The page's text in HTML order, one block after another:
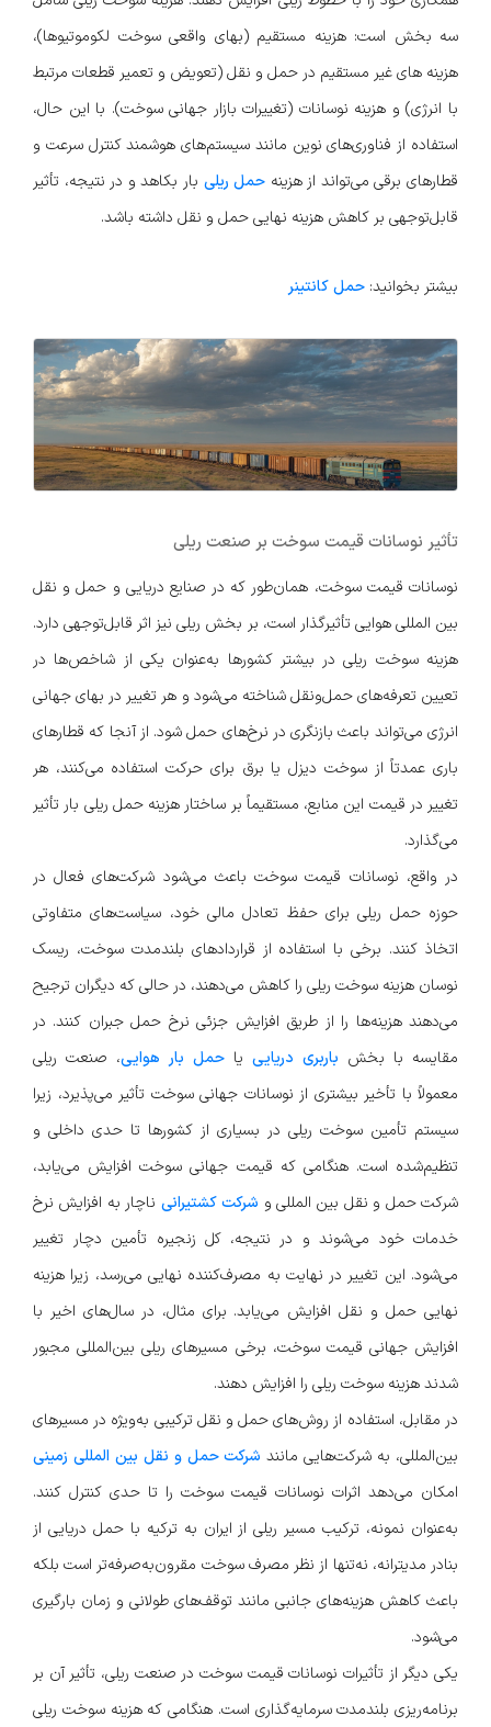
سه بخش است: هزینه مستقیم (بهای واقعی سوخت لکوموتیوها)،
هزینه های غیر مستقیم در حمل و نقل (تعویض و تعمیر قطعات مرتبط
با انرژی) و هزینه نوسانات (تغییرات بازار جهانی سوخت). با این حال،
استفاده از فناوری‌های نوین مانند سیستم‌های هوشمند کنترل سرعت و
قطارهای برقی می‌تواند از هزینه حمل ریلی بار بکاهد و در نتیجه، تأثیر
قابل‌توجهی بر کاهش هزینه نهایی حمل‌ و نقل داشته باشد.
بیشتر بخوانید: حمل کانتینر
تأثیر نوسانات قیمت سوخت بر صنعت ریلی
نوسانات قیمت سوخت، همان‌طور که در صنایع دریایی و حمل و نقل
بین المللی هوایی تأثیرگذار است، بر بخش ریلی نیز اثر قابل‌توجهی دارد.
هزینه سوخت ریلی در بیشتر کشورها به‌عنوان یکی از شاخص‌ها در
تعیین تعرفه‌های حمل‌ونقل شناخته می‌شود و هر تغییر در بهای جهانی
انرژی می‌تواند باعث بازنگری در نرخ‌های حمل شود. از آنجا که قطارهای
باری عمدتاً از سوخت دیزل یا برق برای حرکت استفاده می‌کنند، هر
تغییر در قیمت این منابع، مستقیماً بر ساختار هزینه حمل ریلی بار تأثیر
می‌گذارد.
در واقع، نوسانات قیمت سوخت باعث می‌شود شرکت‌های فعال در
حوزه حمل ریلی برای حفظ تعادل مالی خود، سیاست‌های متفاوتی
اتخاذ کنند. برخی با استفاده از قراردادهای بلندمدت سوخت، ریسک
نوسان هزینه سوخت ریلی را کاهش می‌دهند، در حالی که دیگران ترجیح
می‌دهند هزینه‌ها را از طریق افزایش جزئی نرخ حمل جبران کنند. در
مقایسه با بخش باربری دریایی یا حمل بار هوایی، صنعت ریلی
معمولاً با تأخیر بیشتری از نوسانات جهانی سوخت تأثیر می‌پذیرد، زیرا
سیستم تأمین سوخت ریلی در بسیاری از کشورها تا حدی داخلی و
تنظیم‌شده است. هنگامی که قیمت جهانی سوخت افزایش می‌یابد،
شرکت‌ حمل‌ و نقل بین‌ المللی و شرکت کشتیرانی ناچار به افزایش نرخ
خدمات خود می‌شوند و در نتیجه، کل زنجیره تأمین دچار تغییر
می‌شود. این تغییر در نهایت به مصرف‌کننده نهایی می‌رسد، زیرا هزینه
نهایی حمل‌ و نقل افزایش می‌یابد. برای مثال، در سال‌های اخیر با
افزایش جهانی قیمت سوخت، برخی مسیرهای ریلی بین‌المللی مجبور
شدند هزینه سوخت ریلی را افزایش دهند.
در مقابل، استفاده از روش‌های حمل و نقل ترکیبی به‌ویژه در مسیرهای
بین‌المللی، به شرکت‌هایی مانند شرکت حمل و نقل بین المللی زمینی
امکان می‌دهد اثرات نوسانات قیمت سوخت را تا حدی کنترل کنند.
به‌عنوان نمونه، ترکیب مسیر ریلی از ایران به ترکیه با حمل دریایی از
بنادر مدیترانه، نه‌تنها از نظر مصرف سوخت مقرون‌به‌صرفه‌تر است بلکه
باعث کاهش هزینه‌های جانبی مانند توقف‌های طولانی و زمان بارگیری
می‌شود.
یکی دیگر از تأثیرات نوسانات قیمت سوخت در صنعت ریلی، تأثیر آن بر
برنامه‌ریزی بلندمدت سرمایه‌گذاری است. هنگامی که هزینه سوخت ریلی